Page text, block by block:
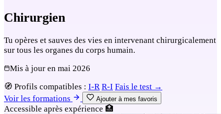
Chirurgien
Tu opères et sauves des vies en intervenant chirurgicalement
sur tous les organes du corps humain.
Mis à jour en mai 2026
🧭 Profils compatibles : I-R R-I Fais le test →
Voir les formations
Ajouter à mes favoris
Accessible après expérience 🏥